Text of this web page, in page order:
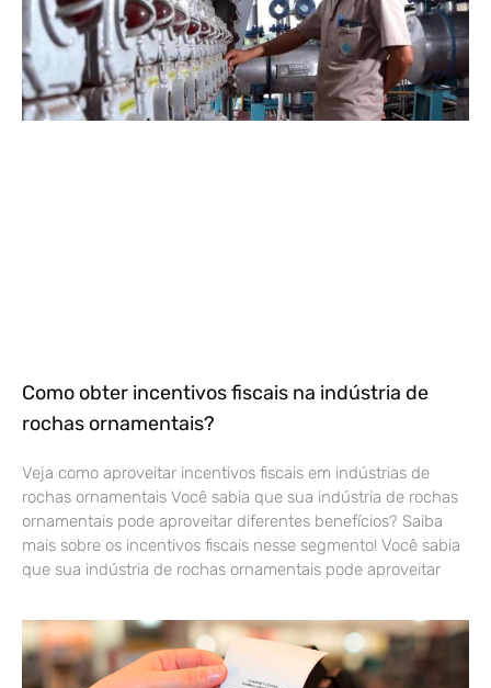
Como obter incentivos fiscais na indústria de
rochas ornamentais?
Veja como aproveitar incentivos fiscais em indústrias de
rochas ornamentais Você sabia que sua indústria de rochas
ornamentais pode aproveitar diferentes benefícios? Saiba
mais sobre os incentivos fiscais nesse segmento! Você sabia
que sua indústria de rochas ornamentais pode aproveitar